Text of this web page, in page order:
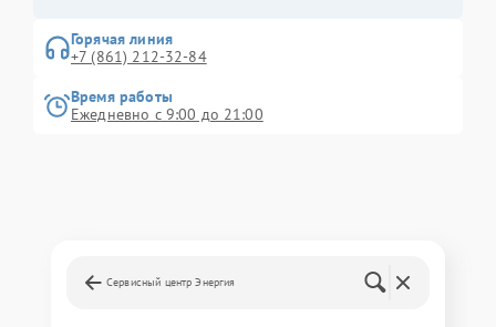
Горячая линия
+7 (861) 212-32-84
Время работы
Ежедневно с 9:00 до 21:00
Сервисный центр Энергия